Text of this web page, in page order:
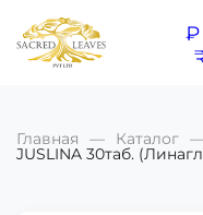
₽
Главная Каталог
JUSLINA 30таб.